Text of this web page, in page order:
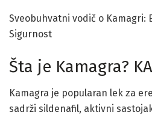
Sveobuhvatni vodič o Kamagri:
Sigurnost
Šta je Kamagra?
Kamagra je popularan lek za
sadrži sildenafil, aktivni